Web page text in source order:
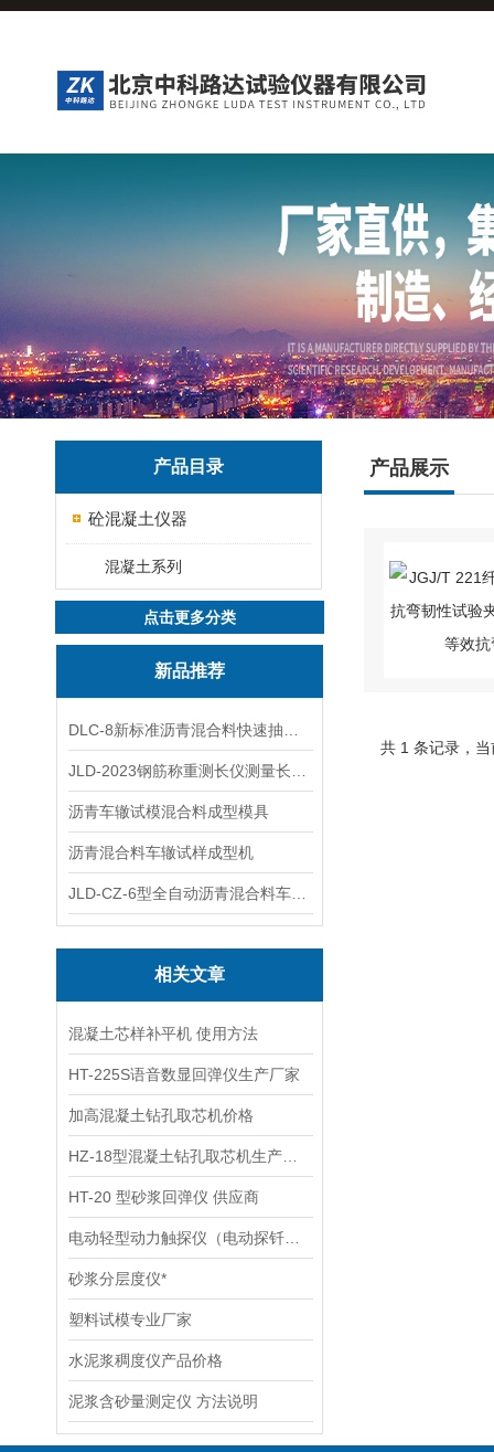
产品目录
砼混凝土仪器
混凝土系列
点击更多分类
新品推荐
沥青车辙试模混合料成型模具
沥青混合料车辙试样成型机
相关文章
混凝土芯样补平机 使用方法
HT-225S语音数显回弹仪生产厂家
加高混凝土钻孔取芯机价格
HT-20 型砂浆回弹仪 供应商
砂浆分层度仪*
塑料试模专业厂家
水泥浆稠度仪产品价格
泥浆含砂量测定仪 方法说明
产品展示
共 1 条记录，